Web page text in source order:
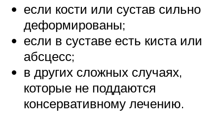
если кости или сустав сильно
деформированы;
если в суставе есть киста или
абсцесс;
в других сложных случаях,
которые не поддаются
консервативному лечению.